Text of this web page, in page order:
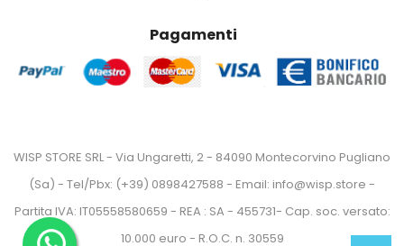
Pagamenti
WISP STORE SRL - Via Ungaretti, 2 - 84090 Montecorvino Pugliano
(Sa) - Tel/Pbx: (+39) 0898427588 - Email: info@wisp.store -
Partita IVA: IT05558580659 - REA : SA - 455731- Cap. soc. versato:
10.000 euro - R.O.C. n. 30559